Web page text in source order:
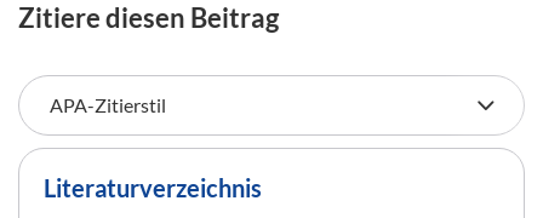
Zitiere diesen Beitrag
Literaturverzeichnis